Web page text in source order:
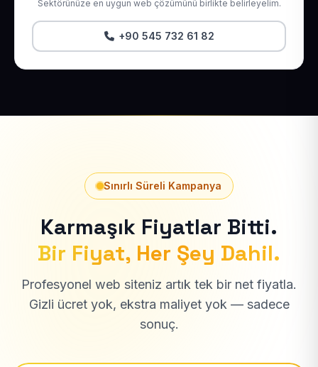
Sektörünüze en uygun web çözümünü birlikte belirleyelim.
+90 545 732 61 82
Sınırlı Süreli Kampanya
Karmaşık Fiyatlar Bitti.
Bir Fiyat, Her Şey Dahil.
Profesyonel web siteniz artık tek bir net fiyatla.
Gizli ücret yok, ekstra maliyet yok — sadece
sonuç.